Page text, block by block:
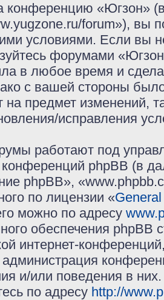
конференцию «Югзон»
forum»), вы
условиями. Если вы
форумами
в любое время и
с вашей стороны
на предмет изменений,
исправления
работают под
конференций phpBB (в
phpBB»,
по лицензии «
можно по адресу
обеспечения phpBB
интернет-
администрация
и/или поведения в
по адресу http://